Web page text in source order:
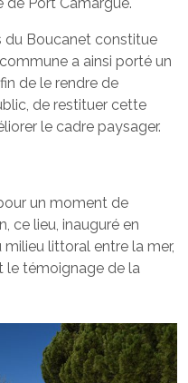
du Boucanet constitue
a ainsi porté un
de le rendre de
de restituer cette
le cadre paysager.
un moment de
ce lieu, inauguré en
littoral entre la mer,
le témoignage de la